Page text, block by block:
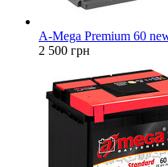
A-Mega Premium 60
2 500 грн